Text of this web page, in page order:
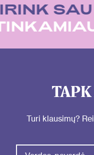
SAU
Turi klausimų?